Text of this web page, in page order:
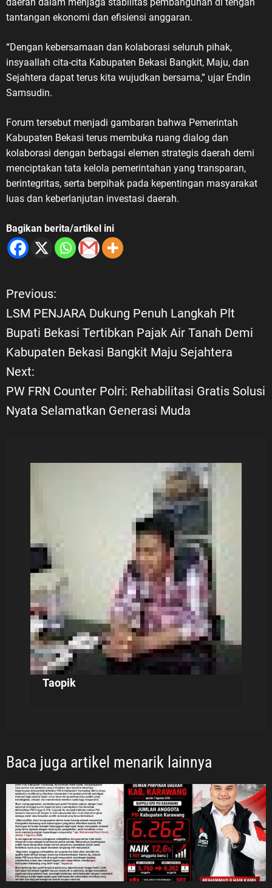
tantangan ekonomi dan efisiensi anggaran.
“Dengan kebersamaan dan kolaborasi seluruh pihak,
insyaallah cita-cita Kabupaten Bekasi Bangkit, Maju, dan
Sejahtera dapat terus kita wujudkan bersama,” ujar Endin
Samsudin.
Forum tersebut menjadi gambaran bahwa Pemerintah
Kabupaten Bekasi terus membuka ruang dialog dan
kolaborasi dengan berbagai elemen strategis daerah demi
menciptakan tata kelola pemerintahan yang transparan,
berintegritas, serta berpihak pada kepentingan masyarakat
luas dan keberlanjutan investasi daerah.
Bagikan berita/artikel ini
N
a
v
i
g
Previous:
LSM PENJARA Dukung Penuh Langkah Plt
Bupati Bekasi Tertibkan Pajak Air Tanah Demi
Kabupaten Bekasi Bangkit Maju Sejahtera
Next:
PW FRN Counter Polri: Rehabilitasi Gratis Solusi
Nyata Selamatkan Generasi Muda
Taopik
Baca juga artikel menarik lainnya